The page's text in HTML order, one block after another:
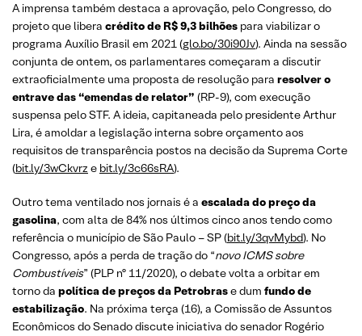
A imprensa também destaca a aprovação, pelo Congresso, do
projeto que libera crédito de R$ 9,3 bilhões para viabilizar o
programa Auxílio Brasil em 2021 (glo.bo/30i90Jv). Ainda na sessão
conjunta de ontem, os parlamentares começaram a discutir
extraoficialmente uma proposta de resolução para resolver o
entrave das “emendas de relator” (RP-9), com execução
suspensa pelo STF. A ideia, capitaneada pelo presidente Arthur
Lira, é amoldar a legislação interna sobre orçamento aos
requisitos de transparência postos na decisão da Suprema Corte
(bit.ly/3wCkvrz e bit.ly/3c66sRA).
Outro tema ventilado nos jornais é a escalada do preço da
gasolina, com alta de 84% nos últimos cinco anos tendo como
referência o município de São Paulo – SP (bit.ly/3qvMybd). No
Congresso, após a perda de tração do “novo ICMS sobre
Combustíveis” (PLP nº 11/2020), o debate volta a orbitar em
torno da política de preços da Petrobrase dum fundo de
estabilização. Na próxima terça (16), a Comissão de Assuntos
Econômicos do Senado discute iniciativa do senador Rogério